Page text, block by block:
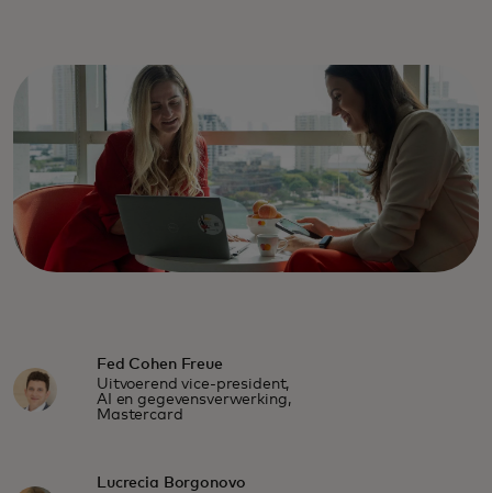
Fed Cohen Freue
Uitvoerend vice-president,
AI en gegevensverwerking,
Mastercard
Lucrecia Borgonovo